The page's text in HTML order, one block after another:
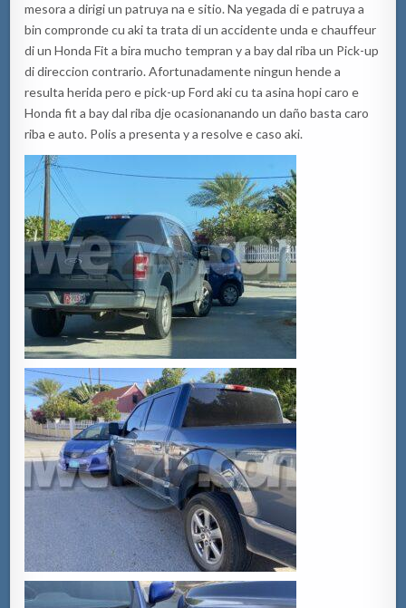
mesora a dirigi un patruya na e sitio. Na yegada di e patruya a
bin compronde cu aki ta trata di un accidente unda e chauffeur
di un Honda Fit a bira mucho tempran y a bay dal riba un Pick-up
di direccion contrario. Afortunadamente ningun hende a
resulta herida pero e pick-up Ford aki cu ta asina hopi caro e
Honda fit a bay dal riba dje ocasionanando un daño basta caro
riba e auto. Polis a presenta y a resolve e caso aki.